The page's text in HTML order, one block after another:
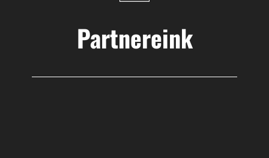
Partnereink